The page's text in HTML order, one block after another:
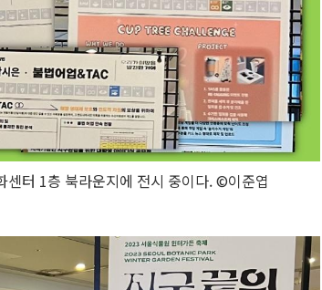
터 1층 북라운지에 전시 중이다. ©이준엽